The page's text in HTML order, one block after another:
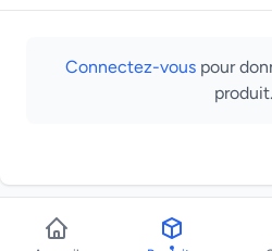
Connectez-vouspour
produit.